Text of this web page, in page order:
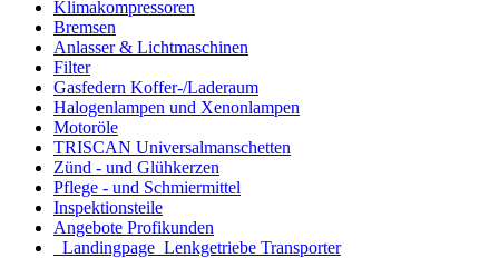
Klimakompressoren
Bremsen
Anlasser & Lichtmaschinen
Filter
Gasfedern Koffer-/Laderaum
Halogenlampen und Xenonlampen
Motoröle
TRISCAN Universalmanschetten
Zünd - und Glühkerzen
Pflege - und Schmiermittel
Inspektionsteile
Angebote Profikunden
_Landingpage_Lenkgetriebe Transporter